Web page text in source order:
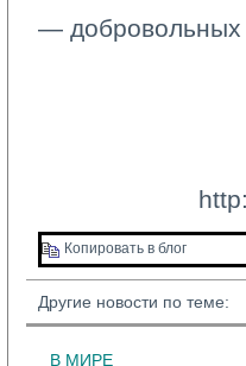
— добровольных
Копировать в блог
Другие новости по теме:
В МИРЕ